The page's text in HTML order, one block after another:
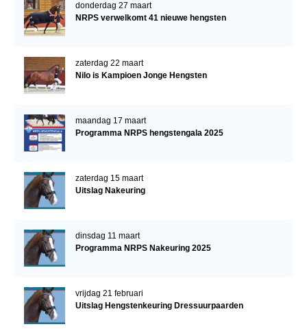
donderdag 27 maart
NRPS verwelkomt 41 nieuwe hengsten
zaterdag 22 maart
Nilo is Kampioen Jonge Hengsten
maandag 17 maart
Programma NRPS hengstengala 2025
zaterdag 15 maart
Uitslag Nakeuring
dinsdag 11 maart
Programma NRPS Nakeuring 2025
vrijdag 21 februari
Uitslag Hengstenkeuring Dressuurpaarden